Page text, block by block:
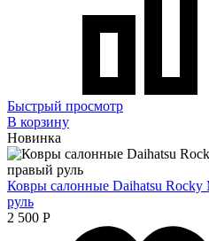
Быстрый просмотр
В корзину
Новинка
Ковры салонные Daihatsu
руль
2 500 Р